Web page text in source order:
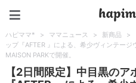
ハピママ* > ママニュース > 新商品 >
ップ『AFTER 』による、希少ヴィンテー
MAISON PARKで開催。
【2日間限定】中目黒の